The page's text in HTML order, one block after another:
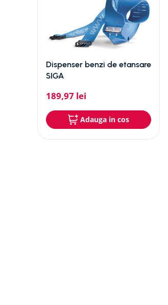
Dispenser benzi de etansare
SIGA
189,97 lei
Adauga in cos